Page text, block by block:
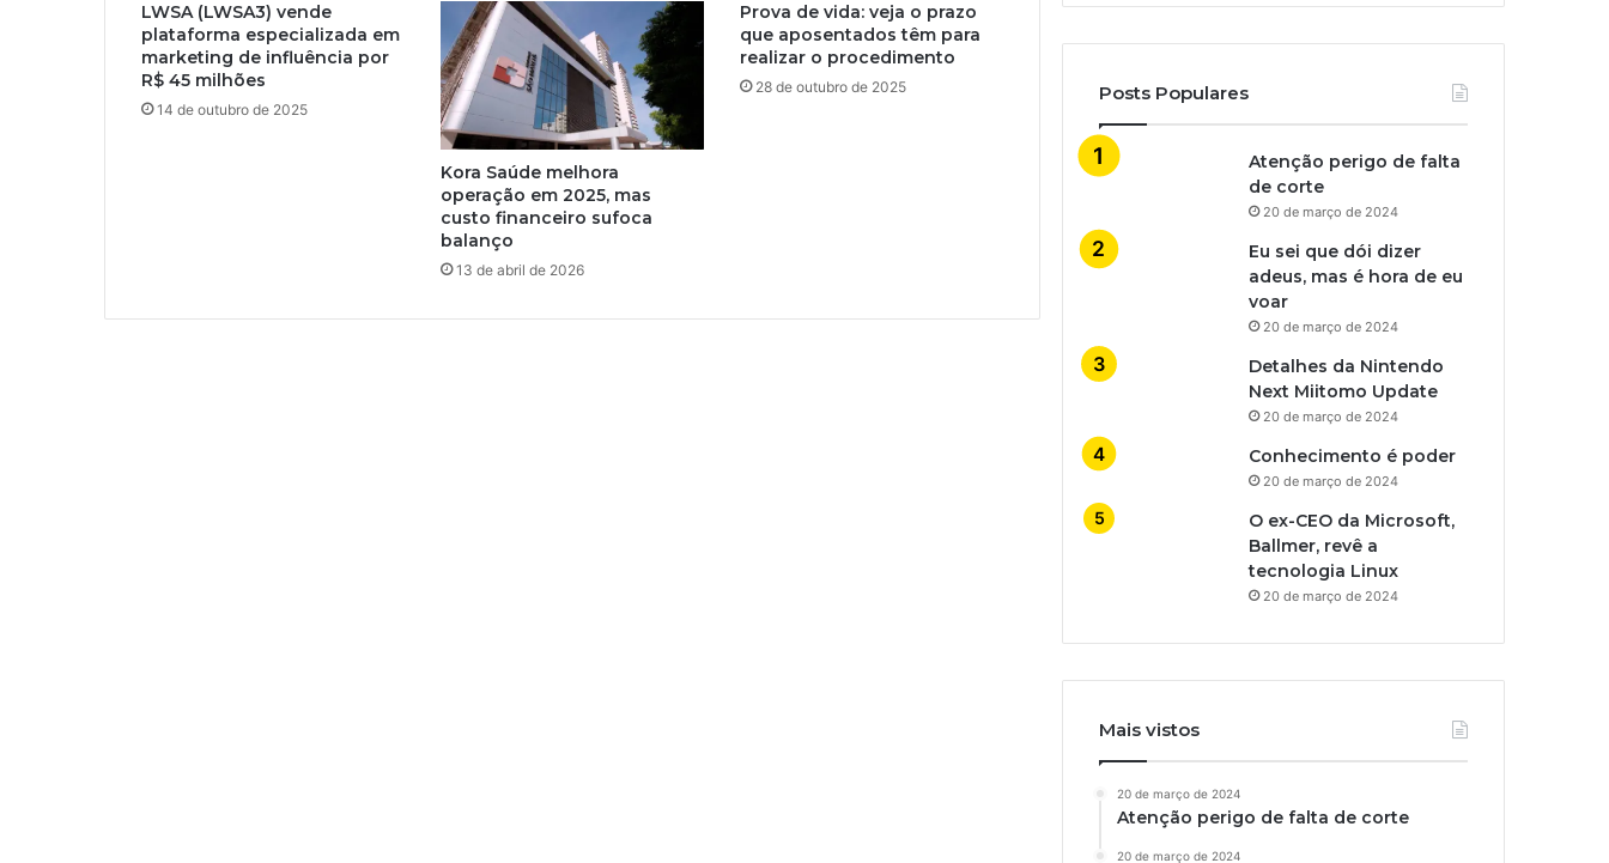
LWSA (LWSA3) vende
plataforma especializada em
marketing de influência por
R$ 45 milhões
14 de outubro de 2025
Kora Saúde melhora
operação em 2025, mas
custo financeiro sufoca
balanço
13 de abril de 2026
Prova de vida: veja o prazo
que aposentados têm para
realizar o procedimento
28 de outubro de 2025 Posts Populares
Atenção perigo de falta
de corte
20 de março de 2024
Eu sei que dói dizer
adeus, mas é hora de eu
voar
20 de março de 2024
Detalhes da Nintendo
Next Miitomo Update
20 de março de 2024
Conhecimento é poder
20 de março de 2024
O ex-CEO da Microsoft,
Ballmer, revê a
tecnologia Linux
20 de março de 2024
Mais vistos
20 de março de 2024
Atenção perigo de falta de corte
20 de março de 2024